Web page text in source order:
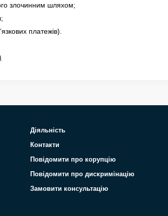
злочинним шляхом;
платежів).
Діяльність
Контакти
Повідомити про корупцію
Повідомити про дискримінацію
Замовити консультацію